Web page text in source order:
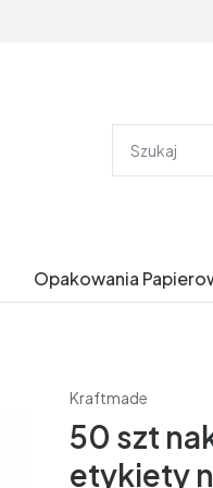
Opakowania
Kraftmade
50 szt
etykiety